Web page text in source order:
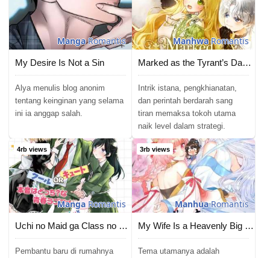
Chapter 76 02/06/2026
Chapter 75 02/06/2026
Chapter 74 02/06/2026
Chapter 73 02/06/2026
Chapter 72 02/06/2026
Chapter 71 02/06/2026
Chapter 70 02/06/2026
Chapter 69 11/06/2026
Chapter 68 02/06/2026
Chapter 67 02/06/2026
MangaRomantis
My Desire Is Not a Sin
Alya menulis blog anonim
tentang keinginan yang selama
ini ia anggap salah.
ManhwaRomantis
Marked as the Tyrant’s Daughter-in-law
Intrik istana, pengkhianatan,
dan perintah berdarah sang
tiran memaksa tokoh utama
naik level dalam strategi.
4rb views
Manga Romantis
Uchi no Maid ga Class no Suki na Ko ni Nite Iru
Pembantu baru di rumahnya
3rb views
ManhuaRomantis
My Wife Is a Heavenly Big Shot
Tema utamanya adalah